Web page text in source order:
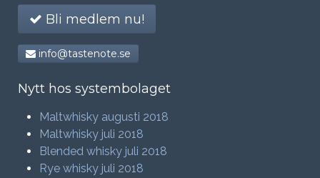
Bli medlem nu!
info@tastenote.se
Nytt hos systembolaget
Maltwhisky augusti 2018
Maltwhisky juli 2018
Blended whisky juli 2018
Rye whisky juli 2018